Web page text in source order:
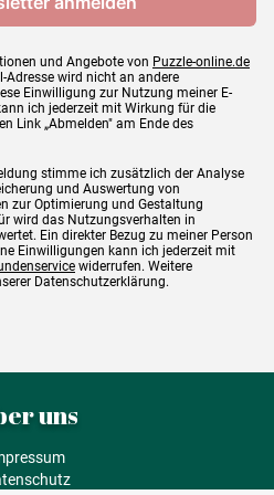
und Angebote von Puzzle-online.de
Adresse wird nicht an andere
Einwilligung zur Nutzung meiner E-
ich jederzeit mit Wirkung für die
Link „Abmelden" am Ende des
stimme ich zusätzlich der Analyse
und Auswertung von
zur Optimierung und Gestaltung
wird das Nutzungsverhalten in
Ein direkter Bezug zu meiner Person
Einwilligungen kann ich jederzeit mit
widerrufen. Weitere
Datenschutzerklärung.
uns